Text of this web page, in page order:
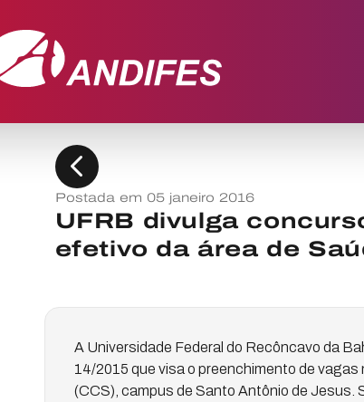
chevron_left
Postada em 05 janeiro 2016
UFRB divulga
efetivo da área de
A Universidade Federal do Recôncavo da
14/2015 que visa o preenchimento de
(CCS), campus de Santo Antônio de Jesus.